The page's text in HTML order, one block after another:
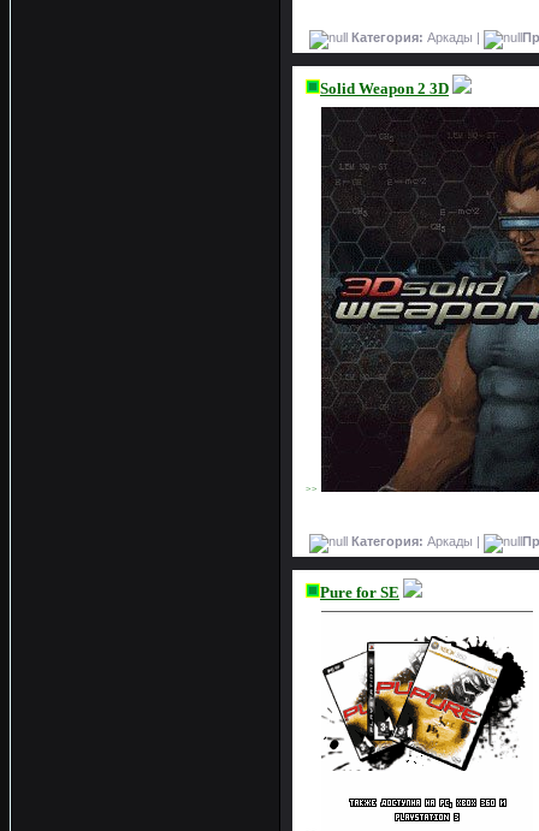
Категория: Аркады |
Solid Weapon 2 3D
>>
Категория: Аркады |
Pure for SE